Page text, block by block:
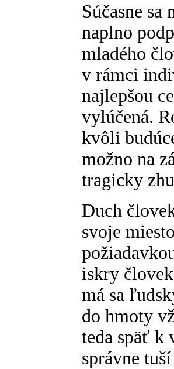
Súčasne
naplno
mladého
v rámci
najlepšou
vylúčená.
kvôli
možno na
tragicky
Duch
svoje
iskry
má sa
do hmoty
teda späť k
správne